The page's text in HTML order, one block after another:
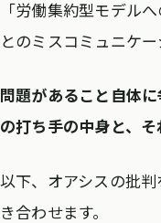
「労働集約型モデル
とのミスコミュニケ
問題があること自体
の打ち手の中身と、そ
以下、オアシスの批
き合わせます。